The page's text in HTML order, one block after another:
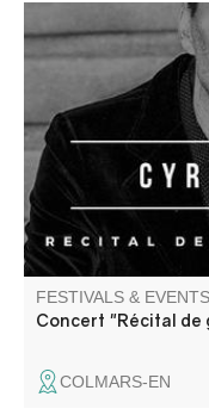
Récital de guitare
d'œuvres pour luth
FESTIVALS & EVENTS
Concert "Récital
COLMARS-EN